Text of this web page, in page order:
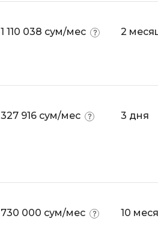
1 110 038 сум/мес 2
327 916 сум/мес 3 дня
730 000 сум/мес 10